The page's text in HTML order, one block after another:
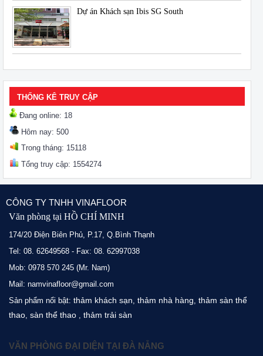
Dự án Khách sạn Ibis SG South
THỐNG KÊ TRUY CẬP
Đang online: 18
Hôm nay: 500
Trong tháng: 15118
Tổng truy cập: 1554274
CÔNG TY TNHH VINAFLOOR
Văn phòng tại HỒ CHÍ MINH
174/20 Điện Biên Phủ, P.17, Q.Bình Thạnh
Tel: 08. 62649568 - Fax: 08. 62997038
Mob: 0978 570 245 (Mr. Nam)
Mail: namvinafloor@gmail.com
Sản phẩm nổi bật: thảm khách sạn, thảm nhà hàng, thảm sàn thể
thao, sàn thể thao , thảm trải sàn
VĂN PHÒNG ĐẠI DIỆN TẠI ĐÀ NẴNG